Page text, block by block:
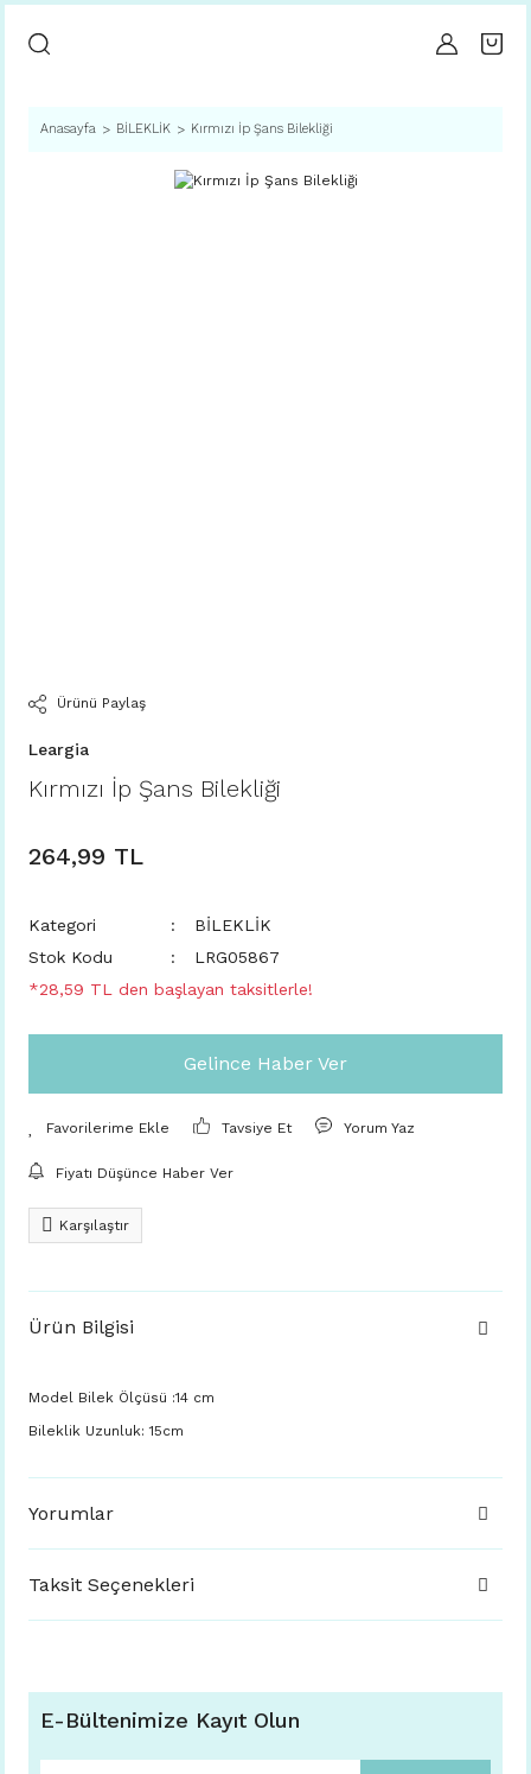
Anasayfa BİLEKLİK Kırmızı İp Şans Bilekliği
Ürünü Paylaş
Leargia
Kırmızı İp Şans Bilekliği
264,99 TL
Kategori
BİLEKLİK
Stok Kodu
LRG05867
*28,59 TL den başlayan taksitlerle!
Gelince Haber Ver
Tavsiye Et Yorum Yaz
Fiyatı Düşünce Haber Ver
Karşılaştır
Ürün Bilgisi
Model Bilek Ölçüsü :14 cm
Bileklik Uzunluk: 15cm
Yorumlar
Taksit Seçenekleri
E-Bültenimize Kayıt Olun